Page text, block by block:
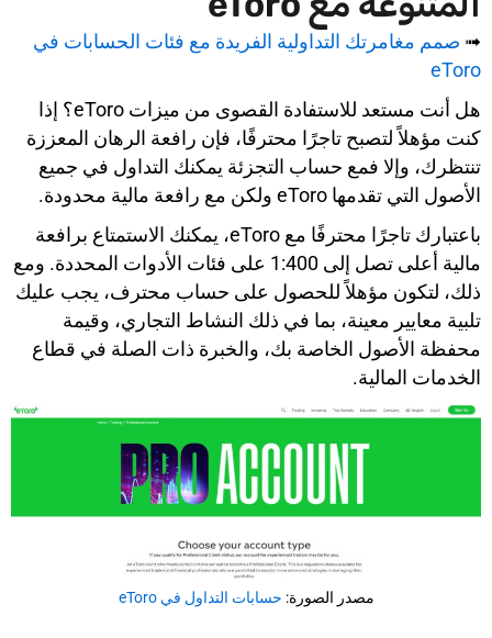
➟ صمم مغامرتك التداولية الفريدة مع فئات الحسابات في
eToro
هل أنت مستعد للاستفادة القصوى من ميزات eToro؟ إذا
كنت مؤهلاً لتصبح تاجرًا محترفًا، فإن رافعة الرهان المعززة
تنتظرك، وإلا فمع حساب التجزئة يمكنك التداول في جميع
الأصول التي تقدمها eToro ولكن مع رافعة مالية محدودة.
باعتبارك تاجرًا محترفًا مع eToro، يمكنك الاستمتاع برافعة
مالية أعلى تصل إلى 1:400 على فئات الأدوات المحددة. ومع
ذلك، لتكون مؤهلاً للحصول على حساب محترف، يجب عليك
تلبية معايير معينة، بما في ذلك النشاط التجاري، وقيمة
محفظة الأصول الخاصة بك، والخبرة ذات الصلة في قطاع
الخدمات المالية.
مصدر الصورة: حسابات التداول في eToro